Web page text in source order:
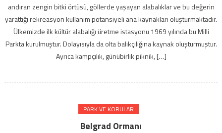
andıran zengin bitki örtüsü, göllerde yaşayan alabalıklar ve bu değerin
yarattığı rekreasyon kullanım potansiyeli ana kaynakları oluşturmaktadır.
Ülkemizde ilk kültür alabalığı üretme istasyonu 1969 yılında bu Milli
Parkta kurulmuştur. Dolayısıyla da olta balıkçılığına kaynak oluşturmuştur.
Ayrıca kampçılık, günübirlik piknik, […]
PARK VE KORULAR
Belgrad Ormanı